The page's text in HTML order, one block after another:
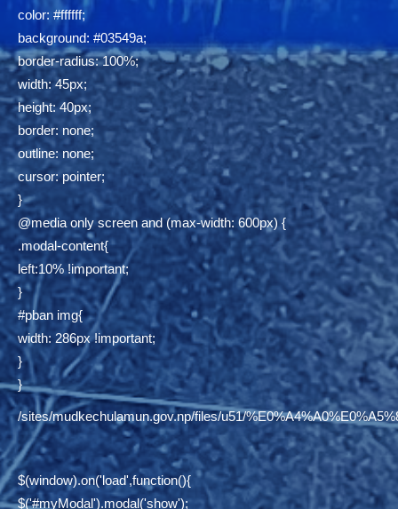
color: #ffffff;
background: #03549a;
border-radius: 100%;
width: 45px;
height: 40px;
border: none;
outline: none;
cursor: pointer;
}
@media only screen and (max-width: 600px) {
.modal-content{
left:10% !important;
}
#pban img{
width: 286px !important;
}
}
/sites/mudkechulamun.gov.np/files/u51/
$(window).on('load',function(){
$('#myModal').modal('show');